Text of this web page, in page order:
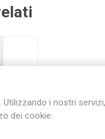
i nostri servizi,
dei cookie.